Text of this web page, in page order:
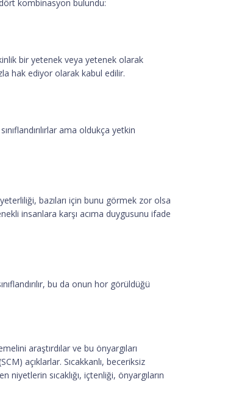
kombinasyon bulundu:
bir yetenek veya yetenek olarak
hak ediyor olarak kabul edilir.
ama oldukça yetkin
bazıları için bunu görmek zor olsa
insanlara karşı acıma duygusunu ifade
bu da onun hor görüldüğü
araştırdılar ve bu önyargıları
açıklarlar. Sıcakkanlı, beceriksiz
sıcaklığı, içtenliği, önyargıların